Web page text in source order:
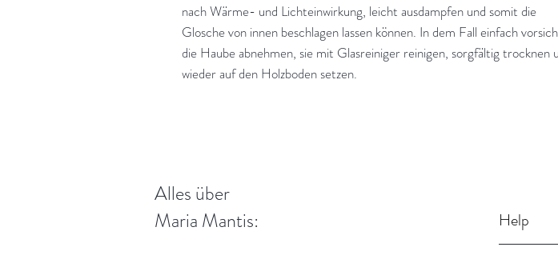
nach Wärme- und Lichteinwirkung, leicht ausdampfen und somit die
Glosche von innen beschlagen lassen können. In dem Fall einfach
die Haube abnehmen, sie mit Glasreiniger reinigen, sorgfältig trocknen
wieder auf den Holzboden setzen.
Alles über
Maria Mantis:
Help